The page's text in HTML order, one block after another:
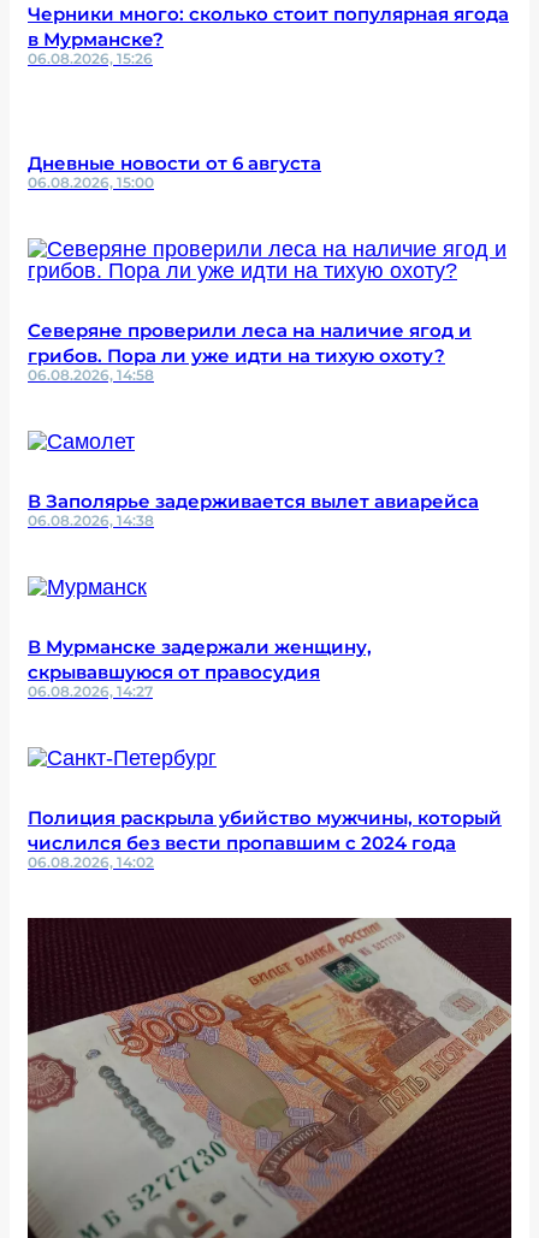
Черники много: сколько стоит популярная ягода
в Мурманске?
06.08.2026, 15:26
Дневные новости от 6 августа
06.08.2026, 15:00
Северяне проверили леса на наличие ягод и
грибов. Пора ли уже идти на тихую охоту?
06.08.2026, 14:58
В Заполярье задерживается вылет авиарейса
06.08.2026, 14:38
В Мурманске задержали женщину,
скрывавшуюся от правосудия
06.08.2026, 14:27
Полиция раскрыла убийство мужчины, который
числился без вести пропавшим с 2024 года
06.08.2026, 14:02